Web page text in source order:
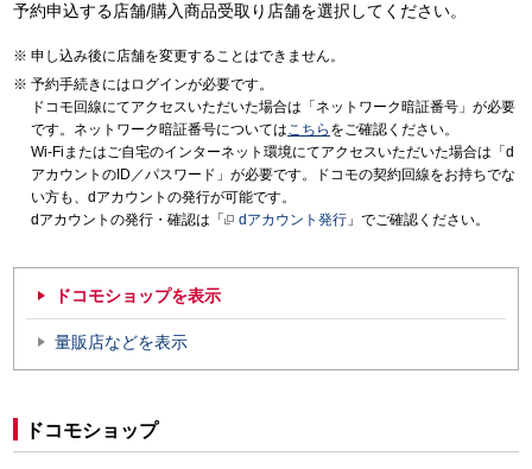
予約申込する店舗/購入商品受取り店舗を選択してください。
申し込み後に店舗を変更することはできません。
予約手続きにはログインが必要です。
ドコモ回線にてアクセスいただいた場合は「ネットワーク暗証番号」が必要
です。ネットワーク暗証番号についてはこちら をご確認ください。
Wi-Fiまたはご自宅のインターネット環境にてアクセスいただいた場合は「d
アカウントのID／パスワード」が必要です。ドコモの契約回線をお持ちでな
い方も、dアカウントの発行が可能です。
dアカウントの発行・確認は「
dアカウント発行 」でご確認ください。
ドコモショップを表示
量販店などを表示
ドコモショップ